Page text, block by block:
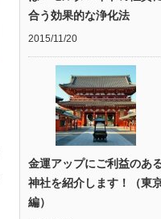
合う効果的な浄化法
2015/11/20
金運アップにご利益のあ
神社を紹介します！（東
編）